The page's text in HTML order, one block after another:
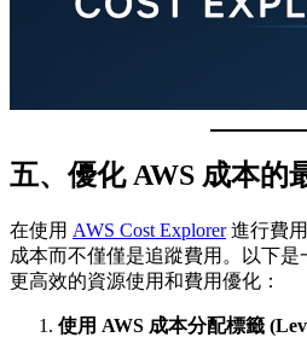
五、優化 AWS 成本的
在使用 AWS Cost Explorer進行費
成本而不僅僅是追蹤費用。以下
更高效的資源使用和費用優化：
使用 AWS 成本分配標籤